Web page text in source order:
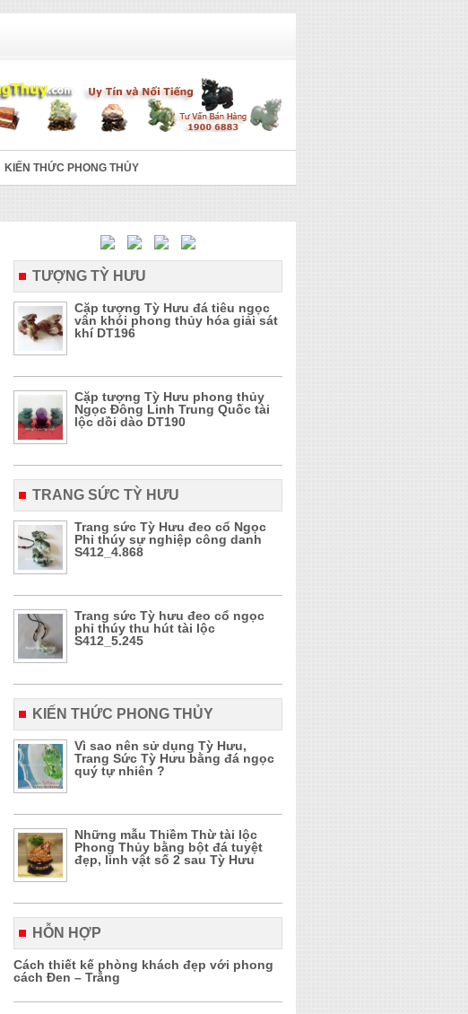
KIẾN THỨC PHONG THỦY
TƯỢNG TỲ HƯU
Cặp tượng Tỳ Hưu đá tiêu ngọc
vân khói phong thủy hóa giải sát
khí DT196
Cặp tượng Tỳ Hưu phong thủy
Ngọc Đông Linh Trung Quốc tài
lộc dồi dào DT190
TRANG SỨC TỲ HƯU
Trang sức Tỳ Hưu đeo cổ Ngọc
Phỉ thúy sự nghiệp công danh
S412_4.868
Trang sức Tỳ hưu đeo cổ ngọc
phỉ thúy thu hút tài lộc
S412_5.245
KIẾN THỨC PHONG THỦY
Vì sao nên sử dụng Tỳ Hưu,
Trang Sức Tỳ Hưu bằng đá ngọc
quý tự nhiên ?
Những mẫu Thiềm Thừ tài lộc
Phong Thủy bằng bột đá tuyệt
đẹp, linh vật số 2 sau Tỳ Hưu
HỖN HỢP
Cách thiết kế phòng khách đẹp với phong
cách Đen – Trắng